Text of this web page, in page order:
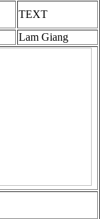
TEXT
Lam Giang